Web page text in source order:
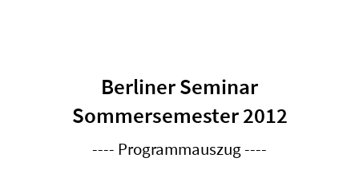
Berliner Seminar
Sommersemester 2012
---- Programmauszug ----